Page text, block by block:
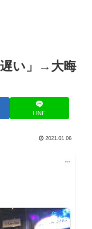
遅い」→大晦
LINE
2021.01.06